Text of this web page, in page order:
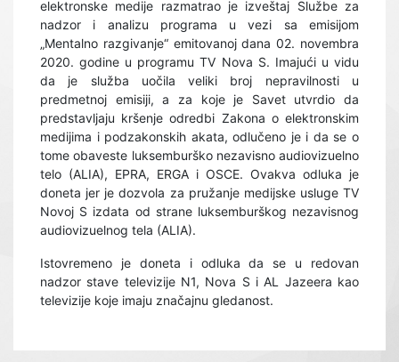
elektronske medije razmatrao je izveštaj Službe za
nadzor i analizu programa u vezi sa emisijom
„Mentalno razgivanje“ emitovanoj dana 02. novembra
2020. godine u programu TV Nova S. Imajući u vidu
da je služba uočila veliki broj nepravilnosti u
predmetnoj emisiji, a za koje je Savet utvrdio da
predstavljaju kršenje odredbi Zakona o elektronskim
medijima i podzakonskih akata, odlučeno je i da se o
tome obaveste luksemburško nezavisno audiovizuelno
telo (ALIA), EPRA, ERGA i OSCE. Ovakva odluka je
doneta jer je dozvola za pružanje medijske usluge TV
Novoj S izdata od strane luksemburškog nezavisnog
audiovizuelnog tela (ALIA).
Istovremeno je doneta i odluka da se u redovan
nadzor stave televizije N1, Nova S i AL Jazeera kao
televizije koje imaju značajnu gledanost.